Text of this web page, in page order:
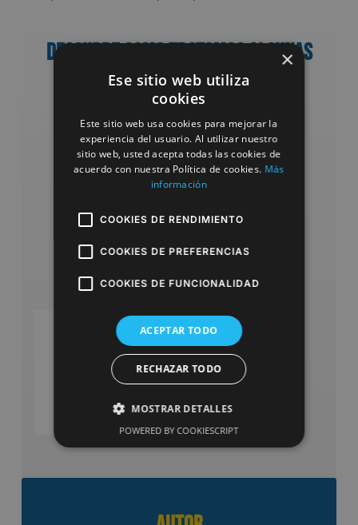
Descubre como tratamos algunas
de estas patologías
Fisioterapia
prótesis
SABER
×
Ese sitio web utiliza
cookies
Este sitio web usa cookies para mejorar la
experiencia del usuario. Al utilizar nuestro
sitio web, usted acepta todas las cookies de
acuerdo con nuestra Política de cookies. Más
información
COOKIES DE RENDIMIENTO
COOKIES DE PREFERENCIAS
COOKIES DE FUNCIONALIDAD
ACEPTAR TODO
RECHAZAR TODO
MOSTRAR DETALLES
POWERED BY COOKIESCRIPT